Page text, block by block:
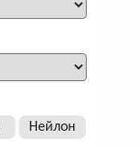
Нейлон